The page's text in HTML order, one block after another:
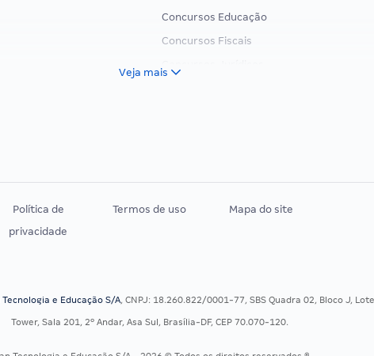
Concursos Educação
Concursos Fiscais
Residência Multiprofissional
Veja mais
Política de
privacidade
Termos de uso Mapa do site
Tecnologia e Educação S/A, CNPJ: 18.260.822/0001-77, SBS Quadra 02, Bloco J,
Tower, Sala 201, 2º Andar, Asa Sul, Brasília-DF, CEP 70.070-120.